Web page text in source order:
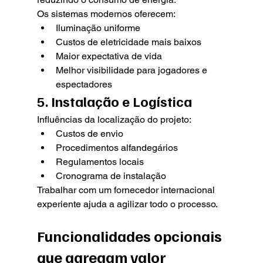
Os sistemas modernos oferecem:
Iluminação uniforme
Custos de eletricidade mais baixos
Maior expectativa de vida
Melhor visibilidade para jogadores e
espectadores
5. Instalação e Logística
Influências da localização do projeto:
Custos de envio
Procedimentos alfandegários
Regulamentos locais
Cronograma de instalação
Trabalhar com um fornecedor internacional
experiente ajuda a agilizar todo o processo.
Funcionalidades opcionais
que agregam valor